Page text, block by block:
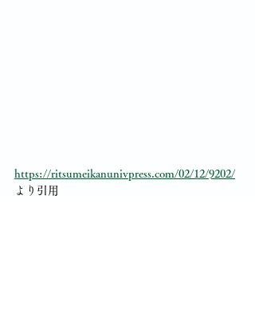
https://ritsumeikanunivpress.com/02/12/9202/
より引用